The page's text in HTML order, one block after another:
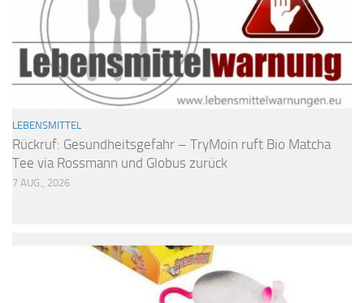
LEBENSMITTEL
Rückruf: Gesundheitsgefahr – TryMoin ruft Bio Matcha
Tee via Rossmann und Globus zurück
7 AUG., 2026